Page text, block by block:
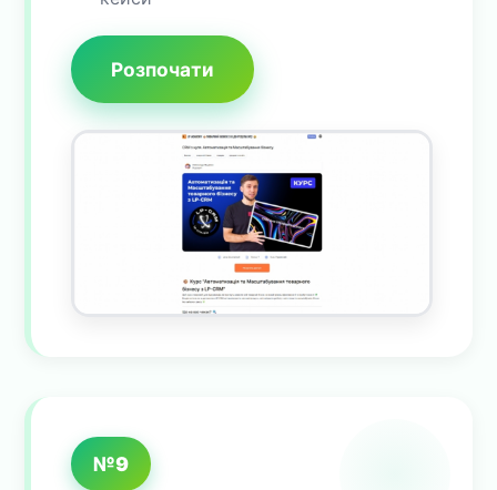
Розпочати
№9